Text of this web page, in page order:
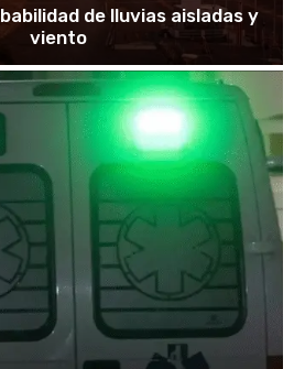
de lluvias aisladas y
viento